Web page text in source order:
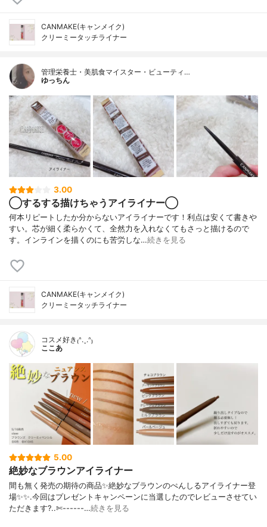
CANMAKE(キャンメイク)
クリーミータッチライナー
管理栄養士・美肌食マイスター・ビューティ…
ゆっちん
3.00
◯するする描けちゃうアイライナー◯
何本リピートしたか分からないアイライナーです！利点は安くて書きや
すい。芯が細く柔らかくて、全然力を入れなくてもさっと描けるので
す。インラインを描くのにも苦労しな…続きを見る
CANMAKE(キャンメイク)
クリーミータッチライナー
コスメ好き₍ᐢ.ˬ.ᐢ₎
ここあ
5.00
絶妙なブラウンアイライナー
間も無く発売の期待の商品✨絶妙なブラウンのぺんしるアイライナー登
場✨✨.今回はプレゼントキャンペーンに当選したのでレビューさせてい
ただきます?..✄------…続きを見る